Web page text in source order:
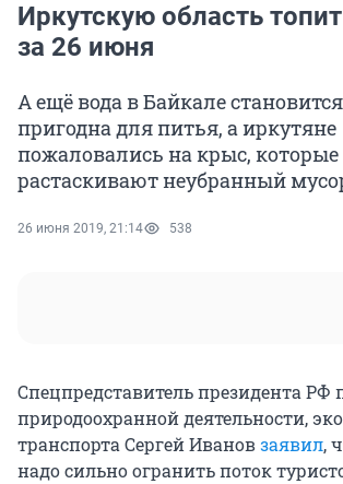
Иркутскую область
за 26 июня
А ещё вода в Байкале
пригодна для питья, а иркутяне
пожаловались на крыс, которые
растаскивают неубранный
26 июня 2019, 21:14 538
Спецпредставитель президента РФ
природоохранной деятельности,
транспорта Сергей Ивановзаявил,
надо сильно огранить поток